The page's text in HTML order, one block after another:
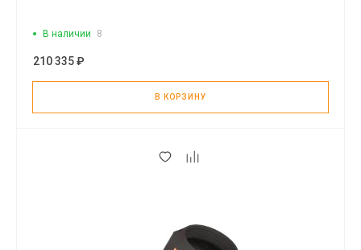
В наличии 8
210 335 ₽
В КОРЗИНУ